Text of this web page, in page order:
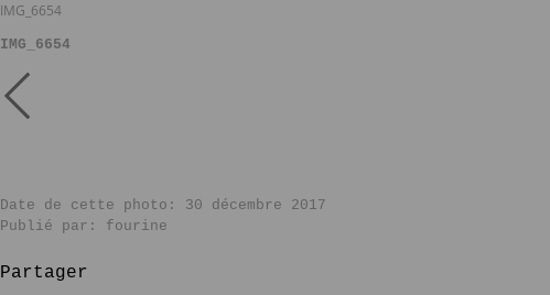
IMG_6654
IMG_6654
Date de cette photo: 30 décembre 2017
Publié par: fourine
Partager